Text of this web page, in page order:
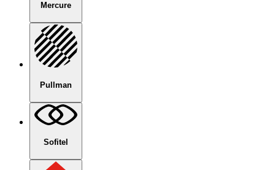
Mercure
Pullman
Sofitel